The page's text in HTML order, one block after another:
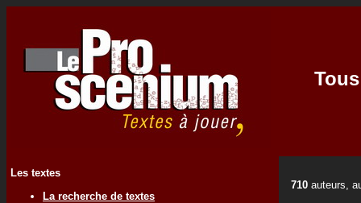
Les textes
La recherche de textes
710 auteurs,